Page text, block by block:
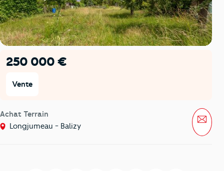
250 000 €
Vente
Achat Terrain
Longjumeau - Balizy